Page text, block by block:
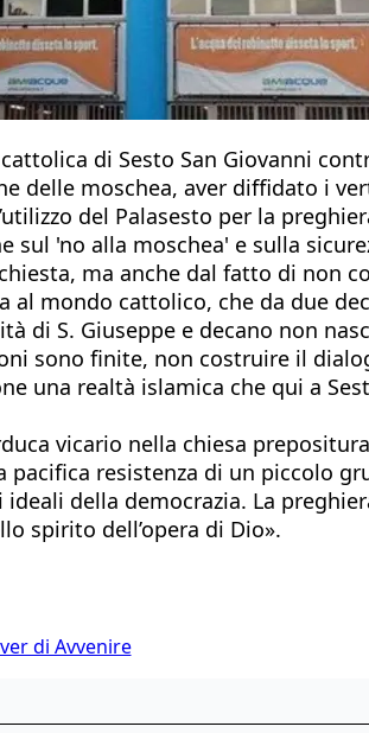
di Sesto San Giovanni
delle moschea, aver diffidato i
del Palasesto per la
sul 'no alla moschea' e sulla
ma anche dal fatto di non
al mondo cattolico, che da due
di S. Giuseppe e decano non
sono finite, non costruire il
una realtà islamica che qui a
vicario nella chiesa
pacifica resistenza di un piccolo
ideali della democrazia. La
spirito dell’opera di Dio».
di Avvenire